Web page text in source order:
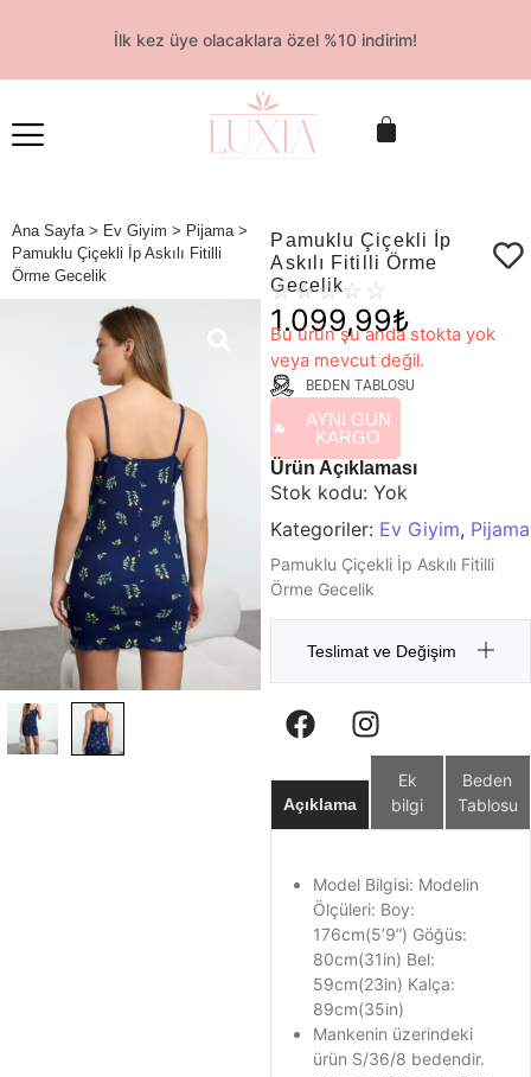
İlk kez üye olacaklara özel %10 indirim!
Ana Sayfa > Ev Giyim > Pijama >
Pamuklu Çiçekli İp Askılı Fitilli
Örme Gecelik
Pamuklu Çiçekli İp
Askılı Fitilli Örme
Gecelik
☆☆☆☆ ☆
1.099,99₺
Bu ürün şu anda stokta yok
veya mevcut değil.
BEDEN TABLOSU
AYNI GÜN
KARGO
Ürün Açıklaması
Stok kodu:Yok
Kategoriler: Ev Giyim, Pijama
Pamuklu Çiçekli İp Askılı Fitilli
Örme Gecelik
Teslimat ve Değişim
Açıklama
Ek
bilgi
Beden
Tablosu
Model Bilgisi: Modelin
Ölçüleri: Boy:
176cm(5’9”) Göğüs:
80cm(31in) Bel:
59cm(23in) Kalça:
89cm(35in)
Mankenin üzerindeki
ürün S/36/8 bedendir.